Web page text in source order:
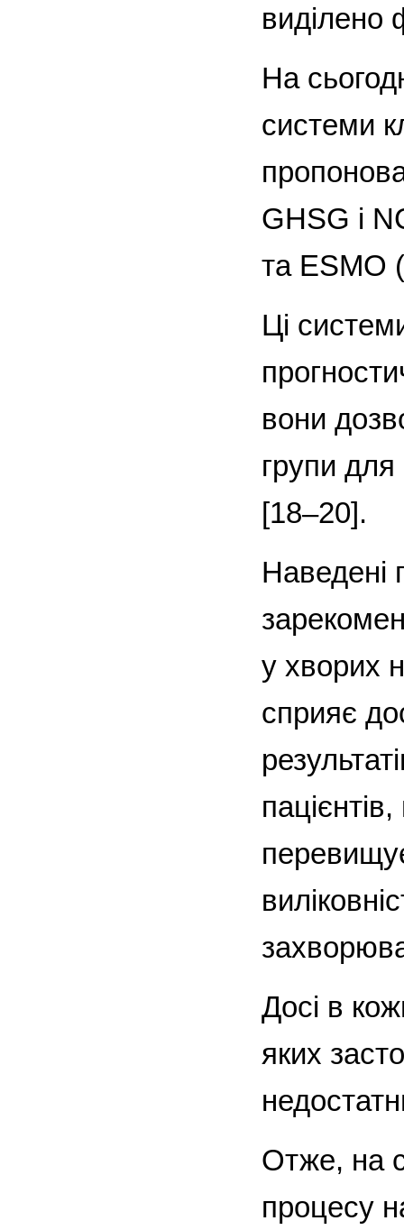
виділено
На
системи
GHSG і
та ESMO
Ці
вони
групи для
[18–20].
Наведені
у хворих
сприяє
Досі в
яких
Отже, на
процесу